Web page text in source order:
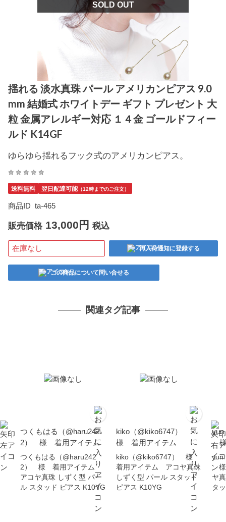
SOLD OUT
揺れる 淡水真珠 パール アメリカンピアス 9.0
mm 結婚式 ホワイトデー ギフト プレゼント 大
粒 金属アレルギー対応 １４金 ゴールドフィー
ルド K14GF
ゆらゆら揺れるフック式のアメリカンピアス。
送料無料 翌日配達可能（12時までのご注文）
商品ID ta-465
販売価格 13,000円 税込
在庫なし 再入荷通知に登録する
この商品について問い合せる
関連タグ記事
つくもはる（@haru242
2） 様 着用アイテム
つくもはる（@haru242
2） 様 着用アイテム
アコヤ真珠 しずく型 パー
ル スタッド ピアス K10YG
kiko（@kiko6747）
様 着用アイテム
kiko（@kiko6747） 様
着用アイテム アコヤ真珠
しずく型 パール スタッド
ピアス K10YG
yun
様
yun
様
ヤ
タ